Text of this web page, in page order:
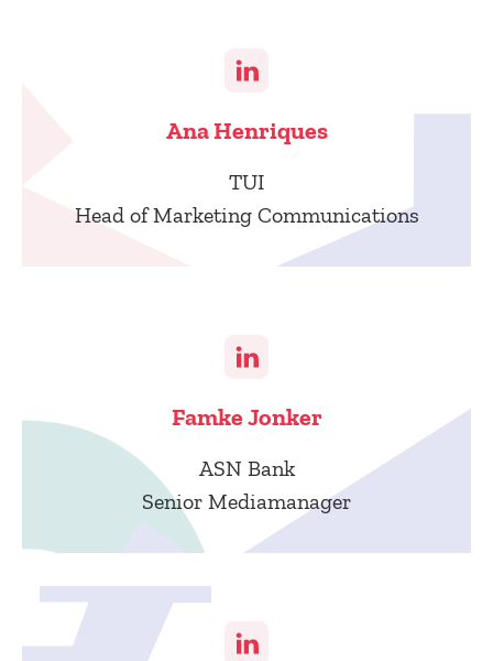
Ana Henriques
TUI
Head of Marketing Communications
Famke Jonker
ASN Bank
Senior Mediamanager